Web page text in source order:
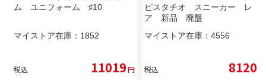
ム ユニフォーム ♯10
マイストア在庫： 1852
税込 11019円
ピスタチオ スニーカー レ
ア 新品 廃盤
マイストア在庫： 4556
税込 8120